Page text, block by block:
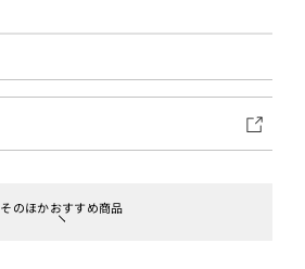
そのほかおすすめ商品